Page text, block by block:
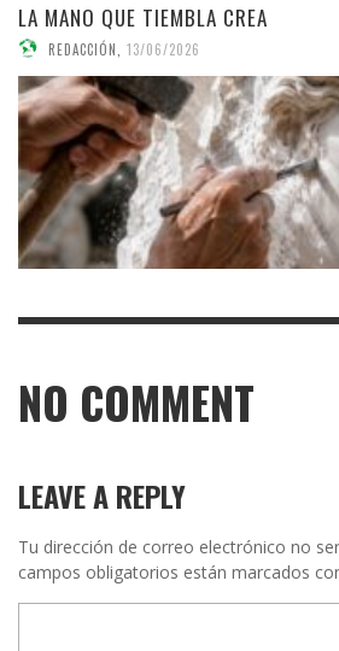
LA MANO QUE TIEMBLA CREA
REDACCIÓN 13/06/2026
NO COMMENT
LEAVE A REPLY
Tu dirección de correo electrónico no
campos obligatorios están marcados